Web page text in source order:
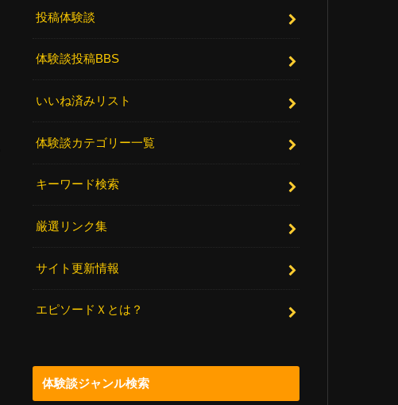
投稿体験談
体験談投稿BBS
いいね済みリスト
体験談カテゴリー一覧
キーワード検索
厳選リンク集
サイト更新情報
エピソードＸとは？
体験談ジャンル検索